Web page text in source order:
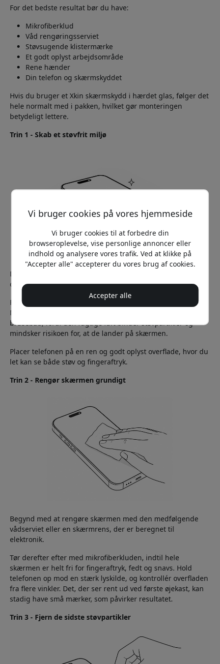
For det bedste resultat bør du have:
Mikrofiberklud
Våd rengøringsserviet
Støvsugende klistermærke
Et godt oplyst arbejdsområde
Rene hænder
Din telefon og skærmskyddet
Hvis du bruger et Xkin skærmskydd i hærdet glas, følger det
hele normalt med i pakken, hvilket gør monteringen
betydeligt lettere.
Trin 1 - Skab et støvfrit miljø
Det her er det trin, mange springer over, selv om det ofte er
det vigtigste.
Forsøg at undgå rum, hvor der er meget støv i luften.
Mange vælger faktisk badeværelset lige efter et varmt
brusebad, fordi den fugtige luft binder støvpartikler og
mindsker risikoen for, at de lander på skærmen.
Placer telefonen på en ren og godt oplyst overflade, hvor du
let kan se både støv og fingeraftryk.
Trin 2 - Rengør skærmen grundigt
Begynd med at rengøre skærmen med den medfølgende
vådserviet eller en skærmrens, der er beregnet til
elektronik.
Tør derefter efter med mikrofiberkluden, indtil hele
skærmen er helt fri for fingeraftryk, fedt og snavs. Hold
telefonen op mod en stærk lyskilde, og kontrollér overfladen
fra flere vinkler. Det, der ser rent ud ved første øjekast, kan
stadig have små mærker, som påvirker resultatet.
Trin 3 - Fjern de sidste støvpartikler
Vi bruger cookies på vores hjemmeside
Vi bruger cookies til at forbedre din
browseroplevelse, vise personlige annoncer eller
indhold og analysere vores trafik. Ved at klikke på
"Accepter alle" accepterer du vores brug af cookies.
Accepter alle